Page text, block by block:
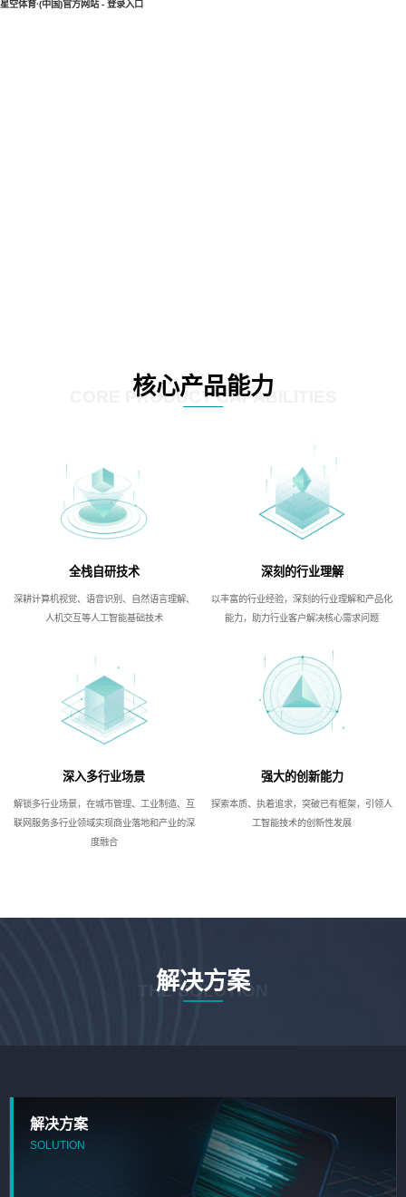
星空体育·(中国)官方网站 - 登录入口
核心产品能力
CORE PRODUCT CAPABILITIES
全栈自研技术
深耕计算机视觉、语音识别、自然语言理解、
人机交互等人工智能基础技术
深刻的行业理解
以丰富的行业经验，深刻的行业理解和产品化
能力，助力行业客户解决核心需求问题
深入多行业场景
解锁多行业场景，在城市管理、工业制造、互
联网服务多行业领域实现商业落地和产业的深
度融合
强大的创新能力
探索本质、执着追求，突破已有框架，引领人
工智能技术的创新性发展
解决方案
THE SOLUTION
解决方案
SOLUTION